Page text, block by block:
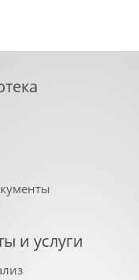
и услуги